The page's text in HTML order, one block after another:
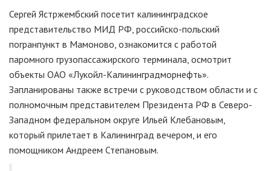
Сергей Ястржембский посетит калининградское
представительство МИД РФ, российско-польский
погранпункт в Мамоново, ознакомится с работой
паромного грузопассажирского терминала, осмотрит
объекты ОАО «Лукойл-Калининградморнефть».
Запланированы также встречи с руководством области и с
полномочным представителем Президента РФ в Северо-
Западном федеральном округе Ильей Клебановым,
который прилетает в Калининград вечером, и его
помощником Андреем Степановым.